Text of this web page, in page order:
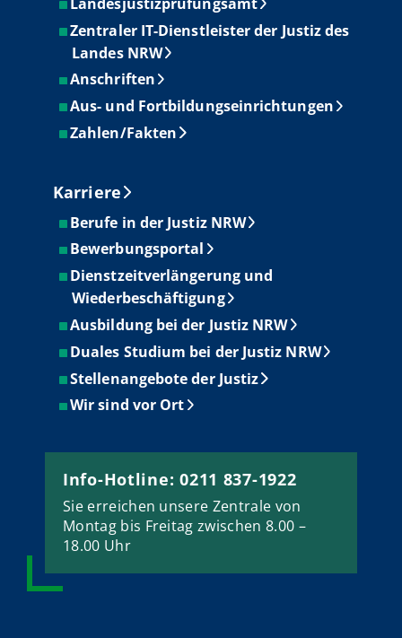
Zentraler IT-Dienstleister der Justiz des
Landes NRW
Anschriften
Aus- und Fortbildungseinrichtungen
Zahlen/Fakten
Karriere
Berufe in der Justiz NRW
Bewerbungsportal
Dienstzeitverlängerung und
Wiederbeschäftigung
Ausbildung bei der Justiz NRW
Duales Studium bei der Justiz NRW
Stellenangebote der Justiz
Wir sind vor Ort
Info-Hotline: 0211 837-1922
Sie erreichen unsere Zentrale von
Montag bis Freitag zwischen 8.00 –
18.00 Uhr